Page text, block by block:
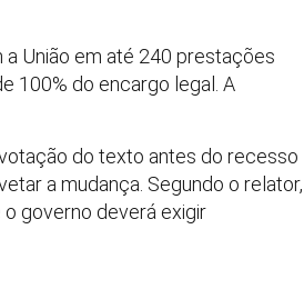
União em até 240 prestações
100% do encargo legal. A
do texto antes do recesso
a mudança. Segundo o relator,
governo deverá exigir